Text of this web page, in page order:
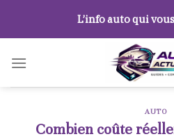
content
L’info auto qui
AUTO
Combien coûte